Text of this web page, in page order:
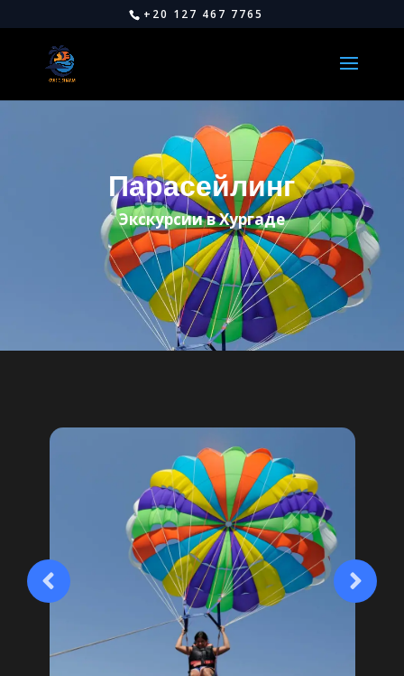
+20 127 467 7765
Парасейлинг
Экскурсии в Хургаде